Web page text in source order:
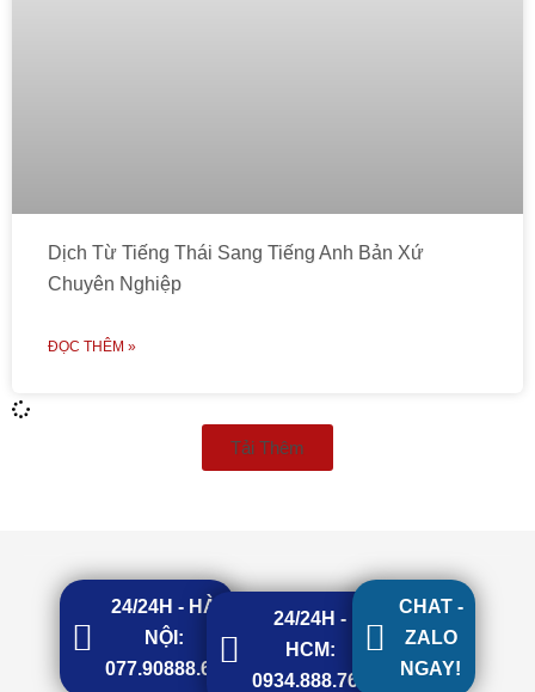
Dịch Từ Tiếng Thái Sang Tiếng Anh Bản Xứ
Chuyên Nghiệp
ĐỌC THÊM »
Tải Thêm
24/24H - HÀ
NỘI:
077.90888.68
24/24H -
HCM:
0934.888.768
CHAT -
ZALO
NGAY!